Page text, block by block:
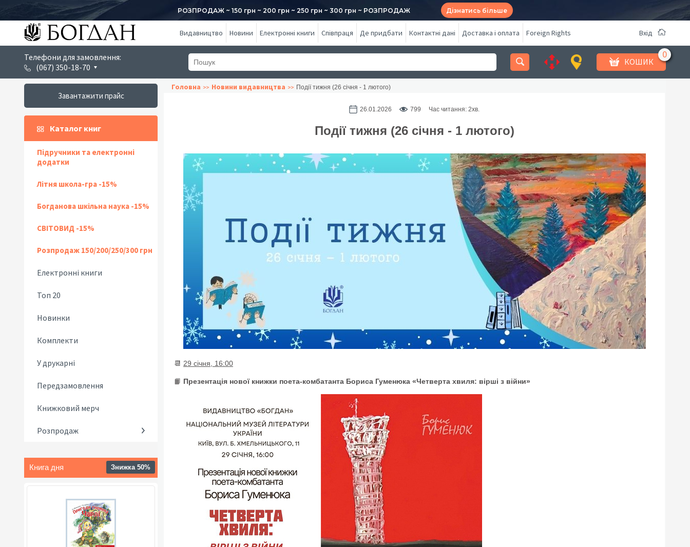
РОЗПРОДАЖ ~ 150 грн ~ 200 грн ~ 250 грн ~ 300 грн ~ РОЗПРОДАЖ Дізнатись більше
Видавництво Новини Електронні книги Співпраця Де придбати Контактні дані Доставка і оплата Foreign Rights Вхід
Телефони для замовлення:
(067) 350-18-70
КОШИК
Завантажити прайс
Каталог книг
Підручники та електронні
додатки
Літня школа-гра -15%
Богданова шкільна наука -15%
СВІТОВИД -15%
Розпродаж 150/200/250/300 грн
Електронні книги
Топ 20
Новинки
Комплекти
У друкарні
Передзамовлення
Книжковий мерч
Розпродаж
Книга дня Знижка 50%
Головна Новини видавництва Події тижня (26 січня - 1 лютого)
26.01.2026 799 Час читання: 2хв.
Події тижня (26 січня - 1 лютого)
📆 29 січня, 16:00
📙 Презентація нової книжки поета-комбатанта Бориса Гуменюка «Четверта хвиля: вірші з війни»